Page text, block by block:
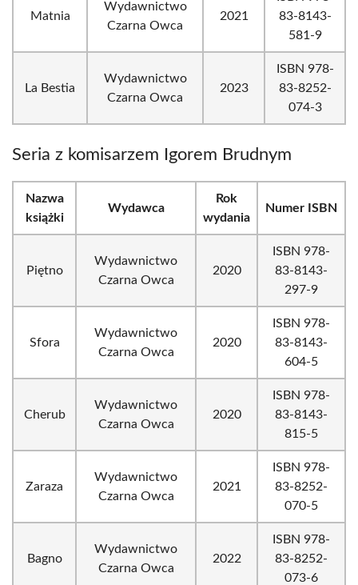
Matnia
Wydawnictwo
Czarna Owca
2021
83-8143-
581-9
La Bestia
Wydawnictwo
Czarna Owca
2023
ISBN 978-
83-8252-
074-3
Seria z komisarzem Igorem Brudnym
Nazwa
książki
Wydawca
Rok
wydania
Numer ISBN
Piętno
Wydawnictwo
Czarna Owca
2020
ISBN 978-
83-8143-
297-9
Sfora
Wydawnictwo
Czarna Owca
2020
ISBN 978-
83-8143-
604-5
Cherub
Wydawnictwo
Czarna Owca
2020
ISBN 978-
83-8143-
815-5
Zaraza
Wydawnictwo
Czarna Owca
2021
ISBN 978-
83-8252-
070-5
Bagno
Wydawnictwo
Czarna Owca
2022
ISBN 978-
83-8252-
073-6